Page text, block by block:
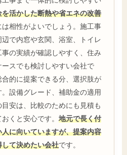
を活かした断熱や省エネの改善
は相性がよいでしょう。施工事
で内窓や玄関、浴室、トイレ
の実績が確認しやすく、住み
スでも検討しやすい会社で
的に提案できる分、選択肢が
設備グレード、補助金の適用
安は、比較のためにも見積も
くと安心です。 地元で長く付
に向いていますが、提案内容
て決めたい会社です。